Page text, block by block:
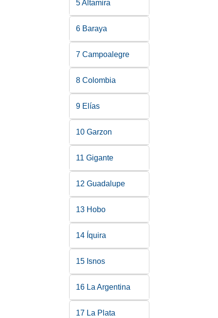
5 Altamira
6 Baraya
7 Campoalegre
8 Colombia
9 Elías
10 Garzon
11 Gigante
12 Guadalupe
13 Hobo
14 Íquira
15 Isnos
16 La Argentina
17 La Plata